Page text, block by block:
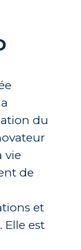
du
vie
de
et
Elle est